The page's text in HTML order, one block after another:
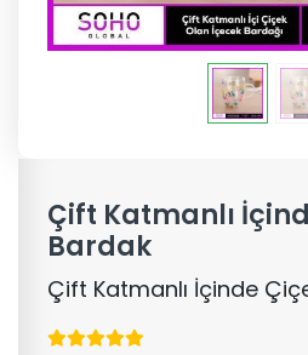
Çift Katmanlı
Bardak
Çift Katmanlı İçinde